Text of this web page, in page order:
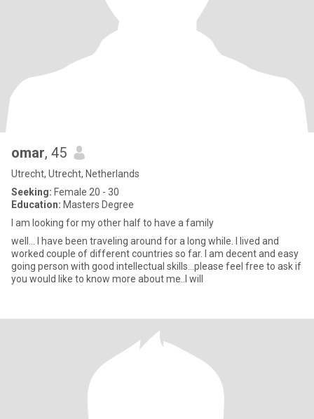
omar, 45
Utrecht, Utrecht, Netherlands
Seeking: Female 20 - 30
Education: Masters Degree
I am looking for my other half to have a family
well... I have been traveling around for a long while. I lived and
worked couple of different countries so far. I am decent and easy
going person with good intellectual skills...please feel free to ask if
you would like to know more about me..I will